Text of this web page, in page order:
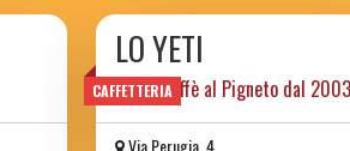
CAFFETTERIA
LO YETI
libri e caffè al Pigneto dal 2003